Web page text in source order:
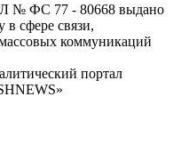
№ ФС 77 - 80668 выдано
в сфере связи,
коммуникаций
портал